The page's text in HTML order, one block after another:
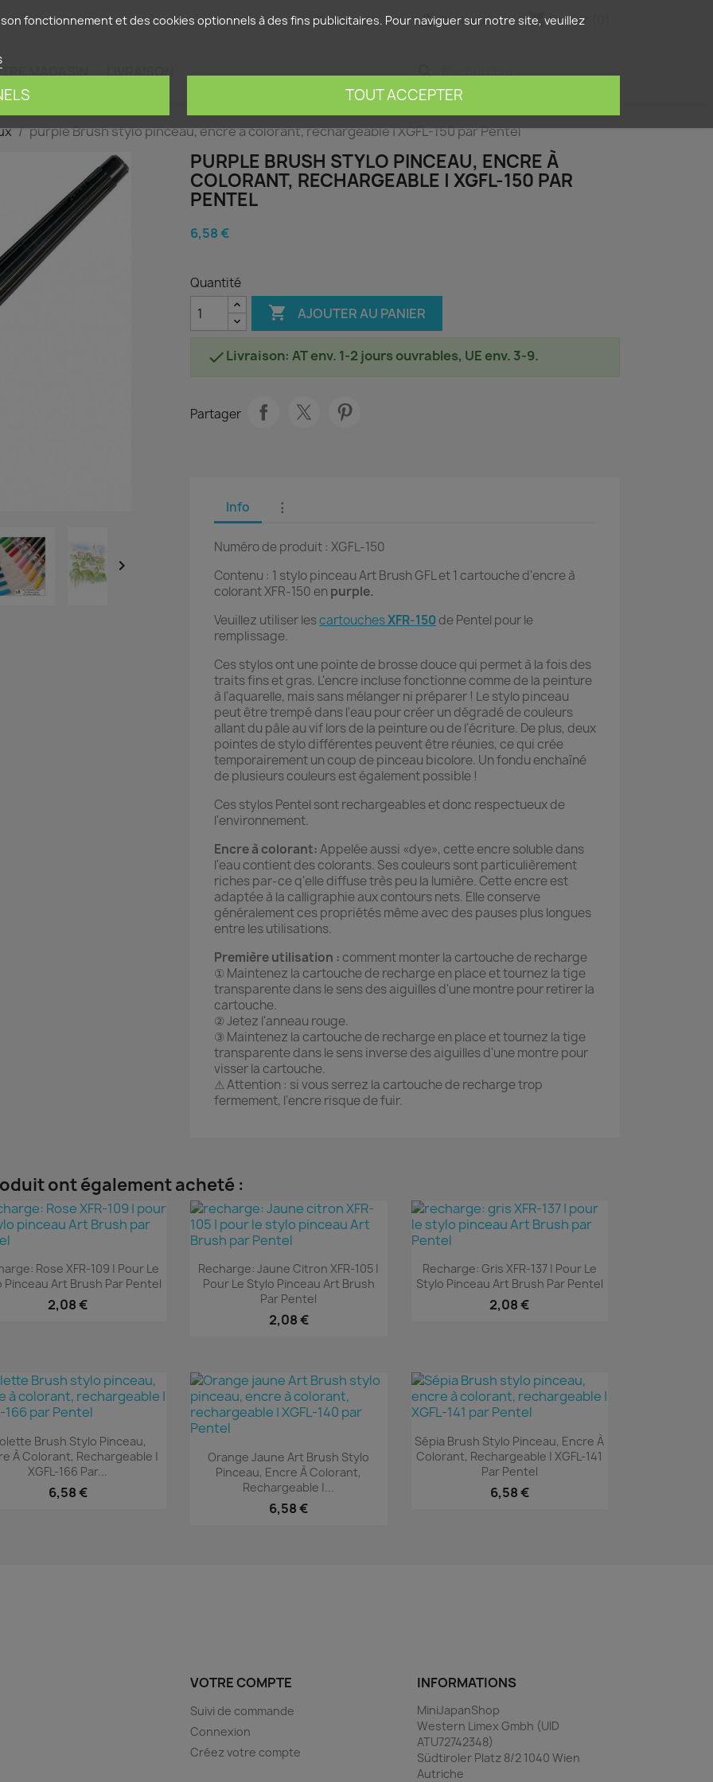
Français Connexion shopping_cartPanier
MAGASIN LIVRAISON search
purple Brush stylo pinceau, encre à colorant, rechargeable | XGFL-150 par Pentel

PURPLE BRUSH STYLO PINCEAU, ENCRE À
COLORANT, RECHARGEABLE | XGFL-150 PAR
PENTEL
6,58 €
Quantité
 AJOUTER AU PANIER
Livraison: AT env. 1-2 jours ouvrables, UE env. 3-9.
Partager
Info ⋮
Numéro de produit : XGFL-150
Contenu : 1 stylo pinceau Art Brush GFL et 1 cartouche d'encre à
colorant XFR-150 en purple.
Veuillez utiliser lescartouchesXFR-150 de Pentel pour le
remplissage.
Ces stylos ont une pointe de brosse douce qui permet à la fois des
traits fins et gras. L'encre incluse fonctionne comme de la peinture
à l'aquarelle, mais sans mélanger ni préparer ! Le stylo pinceau
peut être trempé dans l'eau pour créer un dégradé de couleurs
allant du pâle au vif lors de la peinture ou de l'écriture. De plus, deux
pointes de stylo différentes peuvent être réunies, ce qui crée
temporairement un coup de pinceau bicolore. Un fondu enchaîné
de plusieurs couleurs est également possible !
Ces stylos Pentel sont rechargeables et donc respectueux de
l'environnement.
Encre à colorant:Appelée aussi «dye», cette encre soluble dans
l'eau contient des colorants. Ses couleurs sont particulièrement
riches par-ce q'elle diffuse très peu la lumière. Cette encre est
adaptée à la calligraphie aux contours nets. Elle conserve
généralement ces propriétés même avec des pauses plus longues
entre les utilisations.
Première utilisation : comment monter la cartouche de recharge
① Maintenez la cartouche de recharge en place et tournez la tige
transparente dans le sens des aiguilles d'une montre pour retirer la
cartouche.
② Jetez l'anneau rouge.
③ Maintenez la cartouche de recharge en place et tournez la tige
transparente dans le sens inverse des aiguilles d'une montre pour
visser la cartouche.
⚠ Attention : si vous serrez la cartouche de recharge trop
fermement, l'encre risque de fuir.
ont également acheté :
Aperçu rapide
Rose XFR-109 | Pour Le
Pinceau Art Brush Par Pentel
2,08 €
Aperçu rapide
Recharge: Jaune Citron XFR-105 |
Pour Le Stylo Pinceau Art Brush
Par Pentel
2,08 €
Aperçu rapide
Recharge: Gris XFR-137 | Pour Le
Stylo Pinceau Art Brush Par Pentel
2,08 €
 Aperçu rapide
Brush Stylo Pinceau,
À Colorant, Rechargeable |
XGFL-166 Par...
6,58 €
 Aperçu rapide
Orange Jaune Art Brush Stylo
Pinceau, Encre À Colorant,
Rechargeable |...
6,58 €
Aperçu rapide
Sépia Brush Stylo Pinceau, Encre À
Colorant, Rechargeable | XGFL-141
Par Pentel
6,58 €
VOTRE COMPTE
Suivi de commande
Connexion
Créez votre compte
INFORMATIONS
MiniJapanShop
Western Limex Gmbh (UID
ATU72742348)
Südtiroler Platz 8/2 1040 Wien
Autriche
fonctionnement et des cookies optionnels à des fins publicitaires. Pour naviguer sur notre site, veuillez
TOUT ACCEPTER